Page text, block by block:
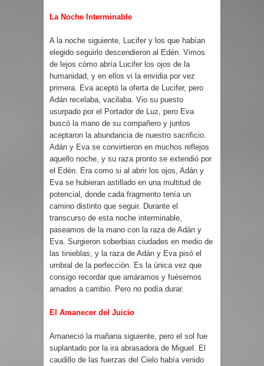
La Noche Interminable
A la noche siguiente, Lucifer y los que habían
elegido seguirlo descendieron al Edén. Vimos
de lejos cómo abría Lucifer los ojos de la
humanidad, y en ellos vi la envidia por vez
primera. Eva aceptó la oferta de Lucifer, pero
Adán recelaba, vacilaba. Vio su puesto
usurpado por el Portador de Luz, pero Eva
buscó la mano de su compañero y juntos
aceptaron la abundancia de nuestro sacrificio.
Adán y Eva se convirtieron en muchos reflejos
aquello noche, y su raza pronto se extendió por
el Edén. Era como si al abrir los ojos, Adán y
Eva se hubieran astillado en una multitud de
potencial, donde cada fragmento tenía un
camino distinto que seguir. Durante el
transcurso de esta noche interminable,
paseamos de la mano con la raza de Adán y
Eva. Surgieron soberbias ciudades en medio de
las tinieblas, y la raza de Adán y Eva pisó el
umbral de la perfección. Es la única vez que
consigo recordar que amáramos y fuésemos
amados a cambio. Pero no podía durar.
El Amanecer del Juicio
Amaneció la mañana siguiente, pero el sol fue
suplantado por la ira abrasadora de Miguel. El
caudillo de las fuerzas del Cielo había venido